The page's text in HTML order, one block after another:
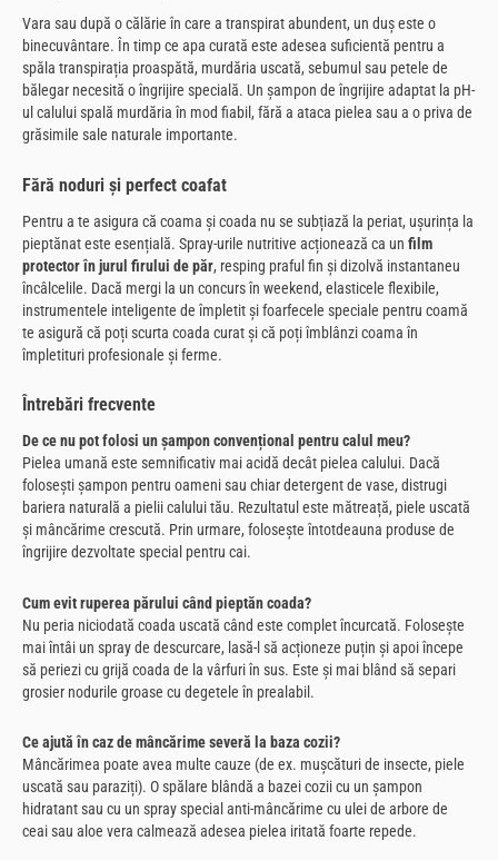
Vara sau după o călărie în care a transpirat abundent, un duș este o
binecuvântare. În timp ce apa curată este adesea suficientă pentru a
spăla transpirația proaspătă, murdăria uscată, sebumul sau petele de
bălegar necesită o îngrijire specială. Un șampon de îngrijire adaptat la pH-
ul calului spală murdăria în mod fiabil, fără a ataca pielea sau a o priva de
grăsimile sale naturale importante.
Fără noduri și perfect coafat
Pentru a te asigura că coama și coada nu se subțiază la periat, ușurința la
pieptănat este esențială. Spray-urile nutritive acționează ca un film
protector în jurul firului de păr, resping praful fin și dizolvă instantaneu
încâlcelile. Dacă mergi la un concurs în weekend, elasticele flexibile,
instrumentele inteligente de împletit și foarfecele speciale pentru coamă
te asigură că poți scurta coada curat și că poți îmblânzi coama în
împletituri profesionale și ferme.
Întrebări frecvente
De ce nu pot folosi un șampon convențional pentru calul meu?
Pielea umană este semnificativ mai acidă decât pielea calului. Dacă
folosești șampon pentru oameni sau chiar detergent de vase, distrugi
bariera naturală a pielii calului tău. Rezultatul este mătreață, piele uscată
și mâncărime crescută. Prin urmare, folosește întotdeauna produse de
îngrijire dezvoltate special pentru cai.
Cum evit ruperea părului când pieptăn coada?
Nu peria niciodată coada uscată când este complet încurcată. Folosește
mai întâi un spray de descurcare, lasă-l să acționeze puțin și apoi începe
să periezi cu grijă coada de la vârfuri în sus. Este și mai blând să separi
grosier nodurile groase cu degetele în prealabil.
Ce ajută în caz de mâncărime severă la baza cozii?
Mâncărimea poate avea multe cauze (de ex. mușcături de insecte, piele
uscată sau paraziți). O spălare blândă a bazei cozii cu un șampon
hidratant sau cu un spray special anti-mâncărime cu ulei de arbore de
ceai sau aloe vera calmează adesea pielea iritată foarte repede.